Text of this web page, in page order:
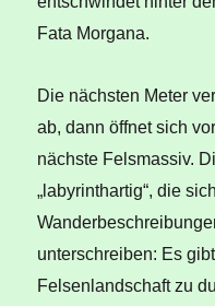
Fata Morgana.
Die nächsten Meter
ab, dann öffnet sich
nächste Felsmassiv.
„labyrinthartig“, die
unterschreiben: Es
Felsenlandschaft zu